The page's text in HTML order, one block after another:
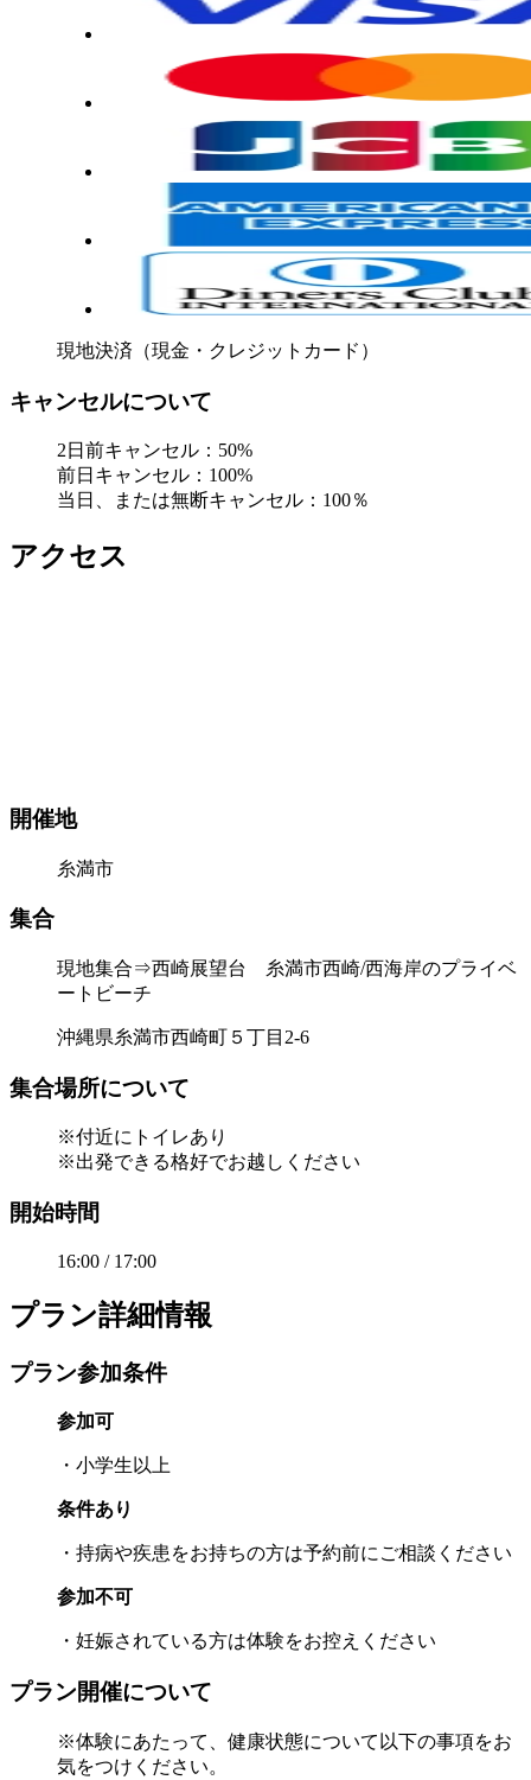
現地決済（現金・クレジットカード）
キャンセルについて
2日前キャンセル：50%
前日キャンセル：100%
当日、または無断キャンセル：100％
アクセス
開催地
糸満市
集合
現地集合⇒西崎展望台 糸満市西崎/西海岸のプライベ
ートビーチ
沖縄県糸満市西崎町５丁目2-6
集合場所について
※付近にトイレあり
※出発できる格好でお越しください
開始時間
16:00 / 17:00
プラン詳細情報
プラン参加条件
参加可
・小学生以上
条件あり
・持病や疾患をお持ちの方は予約前にご相談ください
参加不可
・妊娠されている方は体験をお控えください
プラン開催について
※体験にあたって、健康状態について以下の事項をお
気をつけください。